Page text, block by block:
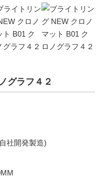
グラフ４２
社開発製造)